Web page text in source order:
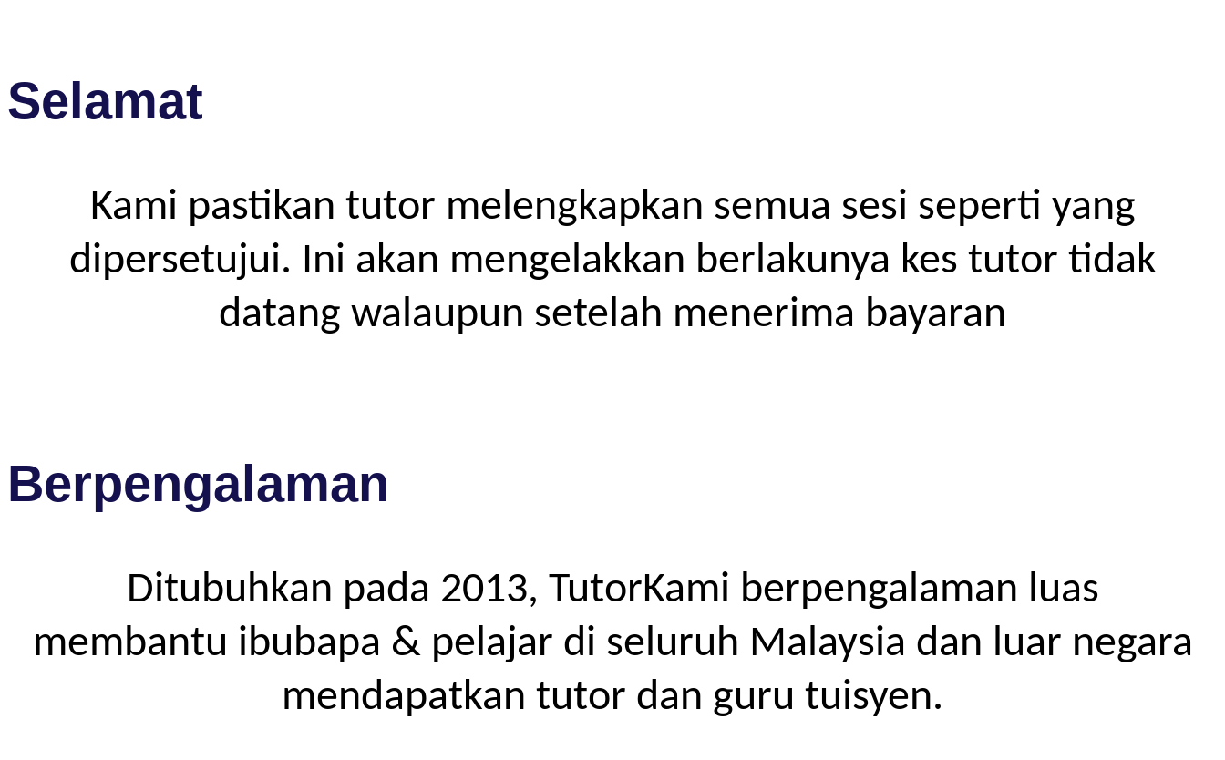
Selamat
Kami pastikan tutor melengkapkan semua sesi seperti yang
dipersetujui. Ini akan mengelakkan berlakunya kes tutor tidak
datang walaupun setelah menerima bayaran
Berpengalaman
Ditubuhkan pada 2013, TutorKami berpengalaman luas
membantu ibubapa & pelajar di seluruh Malaysia dan luar negara
mendapatkan tutor dan guru tuisyen.